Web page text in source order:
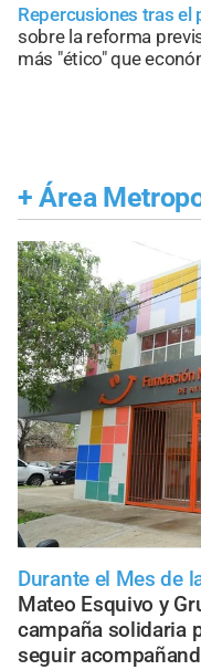
Repercusiones tras el
sobre la reforma
más "ético" que
+ Área
Durante el Mes de
Mateo Esquivo y
campaña solidaria
seguir